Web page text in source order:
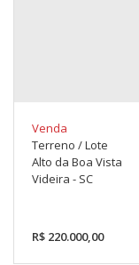
Venda
Terreno / Lote
Alto da Boa Vista
Videira - SC
R$ 220.000,00